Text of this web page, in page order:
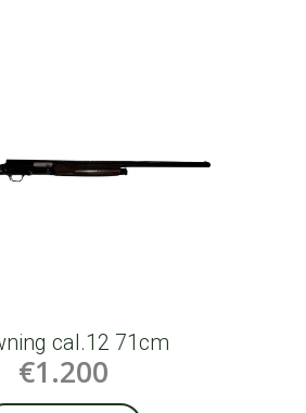
cal.12 71cm
€1.200